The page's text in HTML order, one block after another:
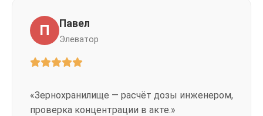
П Павел
Элеватор
«Зернохранилище — расчёт дозы инженером,
проверка концентрации в акте.»